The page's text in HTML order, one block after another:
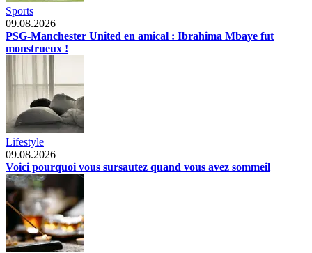
Sports
09.08.2026
PSG-Manchester United en amical : Ibrahima Mbaye fut
monstrueux !
Lifestyle
09.08.2026
Voici pourquoi vous sursautez quand vous avez sommeil